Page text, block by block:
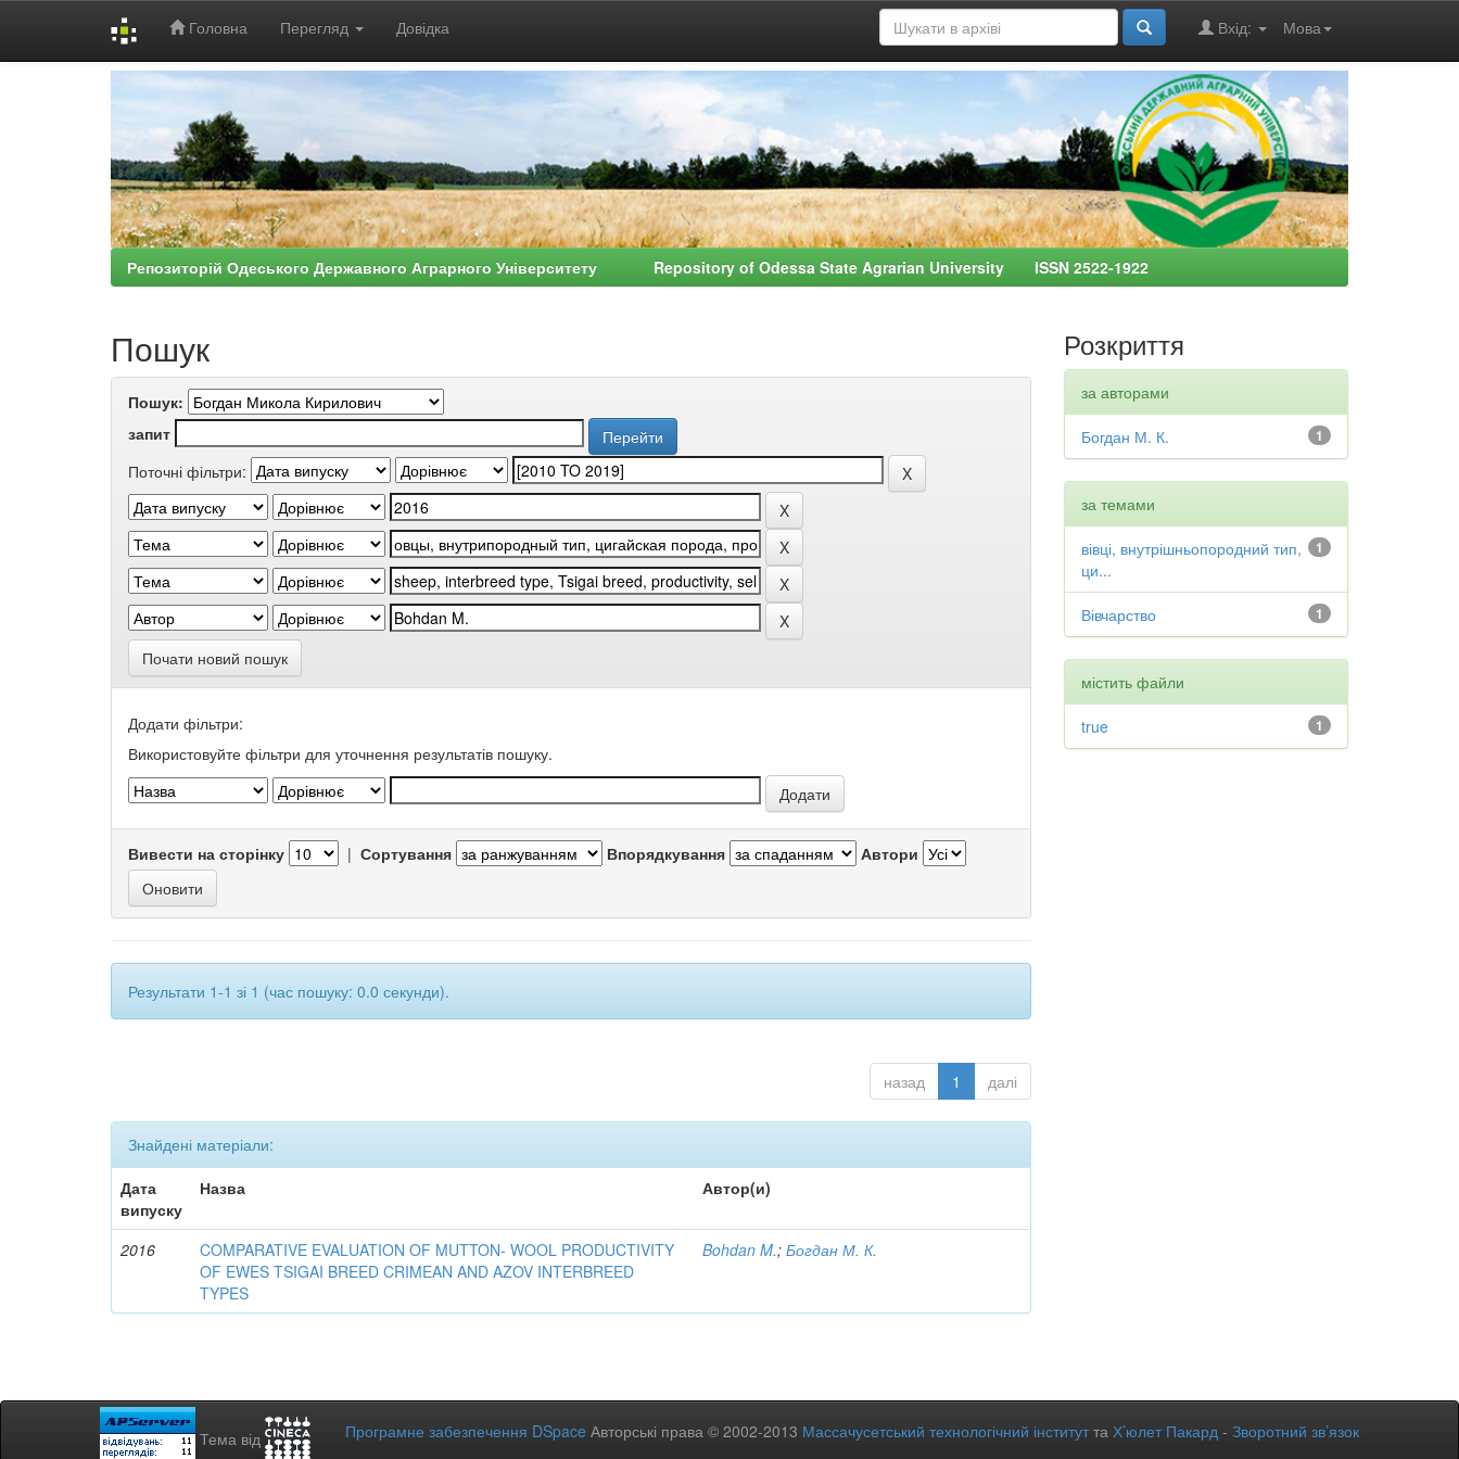
Головна Перегляд Довідка Мова
Вхід:
Репозиторій Одеського Державного Аграрного Університету Repository of Odessa State Agrarian University ISSN 2522-1922
Пошук
Пошук:
запит
Поточні фільтри:
Почати новий пошук
Додати фільтри:
Використовуйте фільтри для уточнення результатів пошуку.
Вивести на сторінку | Сортування Впорядкування Автори
Результати 1-1 зі 1 (час пошуку: 0.0 секунди).
назад 1 далі
Знайдені матеріали:
Дата
випуску
Назва Автор(и)
2016
COMPARATIVE EVALUATION OF MUTTON- WOOL PRODUCTIVITY
OF EWES TSIGAI BREED CRIMEAN AND AZOV INTERBREED
TYPES
Bohdan M.;Богдан М. К.
Розкриття
за авторами
1
Богдан М. К.
за темами
1
вівці, внутрішньопородний тип,
ци...
1
Вівчарство
містить файли
1
true
Тема від Програмне забезпечення DSpace Авторські права © 2002-2013 Массачусетський технологічний інститутта Х’юлет Пакард - Зворотний зв’язок